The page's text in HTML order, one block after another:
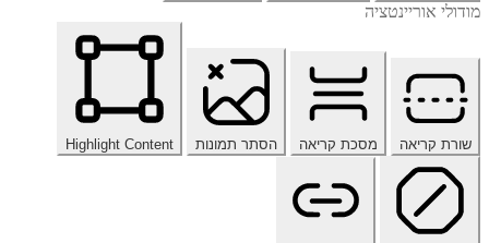
מודולי אוריינטציה
שורת קריאה מסכת קריאה הסתר תמונות Highlight Content